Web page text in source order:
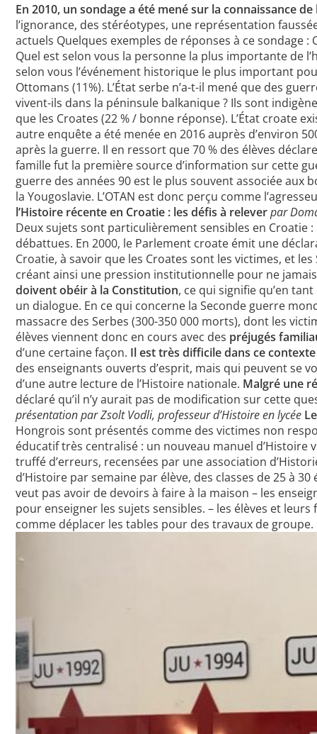
En 2010, un sondage a été mené sur la connaissance
l’ignorance, des stéréotypes, une représentation
actuels Quelques exemples de réponses à ce sondage :
Quel est selon vous la personne la plus importante de
selon vous l’événement historique le plus important
Ottomans (11%). L’État serbe n’a-t-il mené que des
vivent-ils dans la péninsule balkanique ? Ils sont
que les Croates (22 % / bonne réponse). L’État croate
autre enquête a été menée en 2016 auprès d’environ
après la guerre. Il en ressort que 70 % des élèves
famille fut la première source d’information sur cette
guerre des années 90 est le plus souvent associée aux
la Yougoslavie. L’OTAN est donc perçu comme
l’Histoire récente en Croatie : les défis à relever par
Deux sujets sont particulièrement sensibles en Croatie :
débattues. En 2000, le Parlement croate émit une
Croatie, à savoir que les Croates sont les victimes, et
créant ainsi une pression institutionnelle pour ne
doivent obéir à la Constitution, ce qui signifie qu’en
un dialogue. En ce qui concerne la Seconde guerre
massacre des Serbes (300-350 000 morts), dont les
élèves viennent donc en cours avec des préjugés
d’une certaine façon. Il est très difficile dans ce
des enseignants ouverts d’esprit, mais qui peuvent se
d’une autre lecture de l’Histoire nationale. Malgré une
déclaré qu’il n’y aurait pas de modification sur cette
présentation par Zsolt Vodli, professeur d’Histoire en lycée
Hongrois sont présentés comme des victimes non
éducatif très centralisé : un nouveau manuel
truffé d’erreurs, recensées par une association
d’Histoire par semaine par élève, des classes de 25 à
veut pas avoir de devoirs à faire à la maison – les
pour enseigner les sujets sensibles. – les élèves et
comme déplacer les tables pour des travaux de groupe.